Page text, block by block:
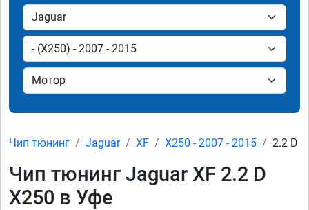
Чип тюнинг Jaguar XF X250 - 2007 - 2015 2.2 D
Чип тюнинг Jaguar XF 2.2 D
X250 в Уфе